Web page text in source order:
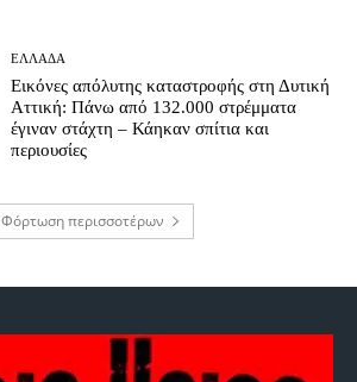
ΕΛΛΆΔΑ
Εικόνες απόλυτης καταστροφής στη Δυτική
Αττική: Πάνω από 132.000 στρέμματα
έγιναν στάχτη – Κάηκαν σπίτια και
περιουσίες
Φόρτωση περισσοτέρων